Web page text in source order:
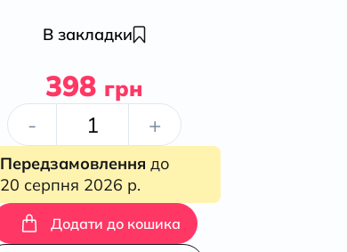
В закладки
398 грн
-
Зелені
двері
кількість
+
Передзамовлення до
20 серпня 2026 р.
Додати до кошика